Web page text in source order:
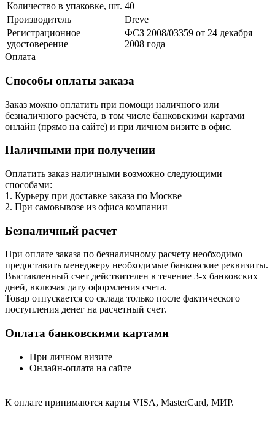
Количество в упаковке, шт. 40
Производитель
Dreve
Регистрационное
удостоверение
ФСЗ 2008/03359 от 24 декабря
2008 года
Оплата
Способы оплаты заказа
Заказ можно оплатить при помощи наличного или
безналичного расчёта, в том числе банковскими картами
онлайн (прямо на сайте) и при личном визите в офис.
Наличными при получении
Оплатить заказ наличными возможно следующими
способами:
1. Курьеру при доставке заказа по Москве
2. При самовывозе из офиса компании
Безналичный расчет
При оплате заказа по безналичному расчету необходимо
предоставить менеджеру необходимые банковские реквизиты.
Выставленный счет действителен в течение 3-х банковских
дней, включая дату оформления cчета.
Товар отпускается со склада только после фактического
поступления денег на расчетный счет.
Оплата банковскими картами
При личном визите
Онлайн-оплата на сайте
К оплате принимаются карты VISA, MasterCard, МИР.